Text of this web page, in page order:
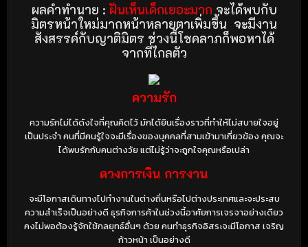
ผลคำทำนาย : ฝันเห็นเด็กเยอะมาก จะได้พบกับ
มิตรหน้าใหม่มากหน้าหลายตาเพิ่มขึ้น จะมีงาน
สังสรรค์กับญาติมิตร ช่วงนี้โชคลาภก็พอหาได้
จากที่ไกลตัว
ความรัก
ความรักไม่ได้ดังใจที่คุณคิดไว้ มักได้ยินเรื่องราวที่ทำให้ไม่สบายใจอยู่
เป็นประจำ คนที่มีคนรู้ใจจะมีเรื่องของบุคคลที่สามเข้ามาเกี่ยวข้อง คุณจะ
ได้พบรักกับคนต่างวัย แต่ไม่รู้ว่าจะถูกใจคุณหรือเปล่า
ดวงการเงิน การงาน
จะมีโอกาสเดินทางไปทำงานในต่างถิ่นหรือไปต่างประเทศและจะประสบ
ความสำเร็จเป็นอย่างดี ธุรกิจการค้าในช่วงนี้อาศัยการเจรจาอย่างเดียว
คงไม่พอต้องรู้จักใช้กลยุทธ์อื่นๆ ด้วย คนทำธุรกิจอิสระจะมีโอกาส เจริญ
ก้าวหน้า เป็นอย่างดี